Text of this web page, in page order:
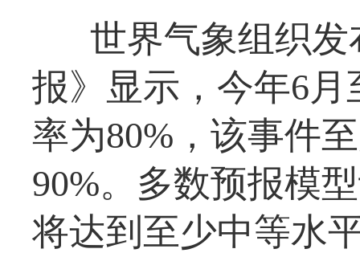
世界气象组织
报》显示，今年6
率为80%，该事件
90%。多数预报模
将达到至少中等水